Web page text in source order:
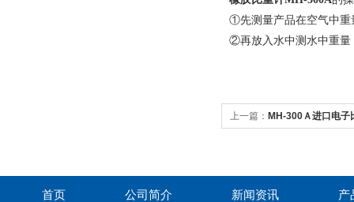
①先测量产品在空气中重
②再放入水中测水中重量
上一篇： MH-300Ａ进口电子
首页 公司简介 新闻资讯 产